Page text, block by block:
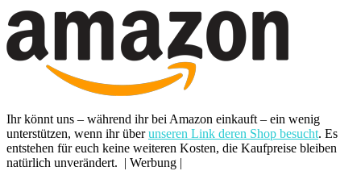
Ihr könnt uns – während ihr bei Amazon einkauft – ein wenig
unterstützen, wenn ihr überunseren Link deren Shop besucht. Es
entstehen für euch keine weiteren Kosten, die Kaufpreise bleiben
natürlich unverändert. | Werbung |